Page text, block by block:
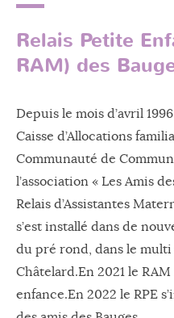
Relais Petite
RAM) des
Depuis le mois d’avril
Caisse d’Allocations
Communauté de
l’association « Les Amis
Relais d’Assistantes
s’est installé dans de
du pré rond, dans le
Châtelard.En 2021 le
enfance.En 2022 le RPE